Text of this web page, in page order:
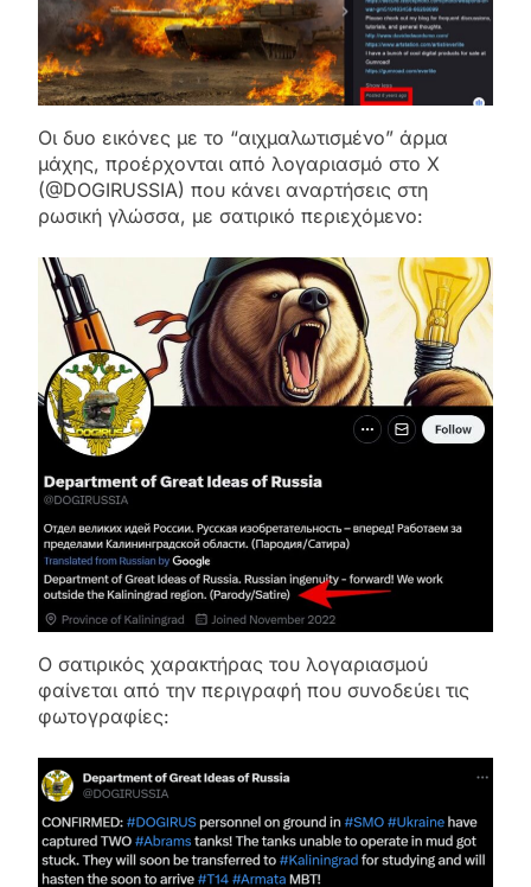
Οι δυο εικόνες με το “αιχμαλωτισμένο” άρμα
μάχης, προέρχονται από λογαριασμό στο X
(@DOGIRUSSIA) που κάνει αναρτήσεις στη
ρωσική γλώσσα, με σατιρικό περιεχόμενο:
Ο σατιρικός χαρακτήρας του λογαριασμού
φαίνεται από την περιγραφή που συνοδεύει τις
φωτογραφίες: